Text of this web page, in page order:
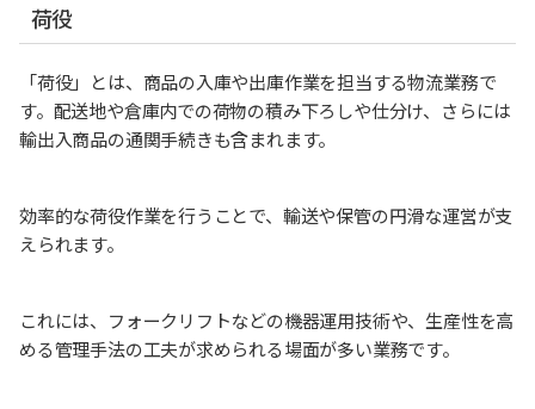
荷役
「荷役」とは、商品の入庫や出庫作業を担当する物流業務で
す。配送地や倉庫内での荷物の積み下ろしや仕分け、さらには
輸出入商品の通関手続きも含まれます。
効率的な荷役作業を行うことで、輸送や保管の円滑な運営が支
えられます。
これには、フォークリフトなどの機器運用技術や、生産性を高
める管理手法の工夫が求められる場面が多い業務です。